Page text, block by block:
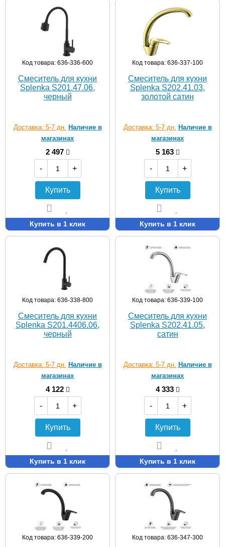
Код товара: 636-336-600
Смеситель для кухни
Splenka S201.47.06,
черный
Доставка: 5-7 дн. Наличие в
магазинах
2 497
-
+
Купить
Купить в 1 клик
Код товара: 636-337-100
Смеситель для кухни
Splenka S202.41.03,
золотой сатин
Доставка: 5-7 дн. Наличие в
магазинах
5 163
-
+
Купить
Купить в 1 клик
Код товара: 636-338-800
Смеситель для кухни
Splenka S201.4406.06,
черный
Доставка: 5-7 дн. Наличие в
магазинах
4 122
-
+
Купить
Купить в 1 клик
Код товара: 636-339-100
Смеситель для кухни
Splenka S202.41.05,
сатин
Доставка: 5-7 дн. Наличие в
магазинах
4 333
-
+
Купить
Купить в 1 клик
Код товара: 636-339-200 Код товара: 636-347-300